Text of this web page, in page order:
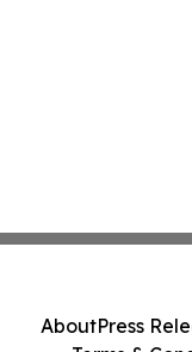
AboutPress